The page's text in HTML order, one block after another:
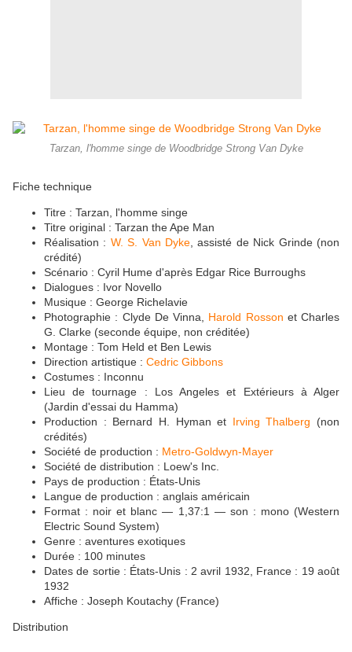
Tarzan, l'homme singe de Woodbridge Strong Van Dyke
Fiche technique
Titre : Tarzan, l'homme singe
Titre original : Tarzan the Ape Man
Réalisation : W. S. Van Dyke , assisté de Nick Grinde (non
crédité)
Scénario : Cyril Hume d'après Edgar Rice Burroughs
Dialogues : Ivor Novello
Musique : George Richelavie
Photographie : Clyde De Vinna, Harold Rosson et Charles
G. Clarke (seconde équipe, non créditée)
Montage : Tom Held et Ben Lewis
Direction artistique : Cedric Gibbons
Costumes : Inconnu
Lieu de tournage : Los Angeles et Extérieurs à Alger
(Jardin d'essai du Hamma)
Production : Bernard H. Hyman et Irving Thalberg (non
crédités)
Société de production : Metro-Goldwyn-Mayer
Société de distribution : Loew's Inc.
Pays de production : États-Unis
Langue de production : anglais américain
Format : noir et blanc — 1,37:1 — son : mono (Western
Electric Sound System)
Genre : aventures exotiques
Durée : 100 minutes
Dates de sortie : États-Unis : 2 avril 1932, France : 19 août
1932
Affiche : Joseph Koutachy (France)
Distribution